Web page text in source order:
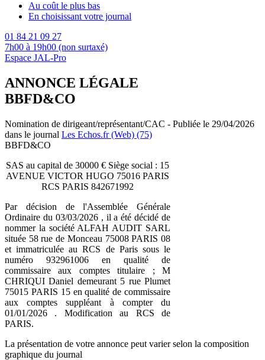
Au coût le plus bas
En choisissant votre journal
01 84 21 09 27
7h00 à 19h00 (non surtaxé)
Espace JAL-Pro
ANNONCE LÉGALE
BBFD&CO
Nomination de dirigeant/représentant/CAC - Publiée le 29/04/2026
dans le journal Les Echos.fr (Web) (75)
BBFD&CO
SAS au capital de 30000 € Siège social : 15
AVENUE VICTOR HUGO 75016 PARIS
RCS PARIS 842671992
Par décision de l'Assemblée Générale
Ordinaire du 03/03/2026 , il a été décidé de
nommer la société ALFAH AUDIT SARL
située 58 rue de Monceau 75008 PARIS 08
et immatriculée au RCS de Paris sous le
numéro 932961006 en qualité de
commissaire aux comptes titulaire ; M
CHRIQUI Daniel demeurant 5 rue Plumet
75015 PARIS 15 en qualité de commissaire
aux comptes suppléant à compter du
01/01/2026 . Modification au RCS de
PARIS.
La présentation de votre annonce peut varier selon la composition
graphique du journal